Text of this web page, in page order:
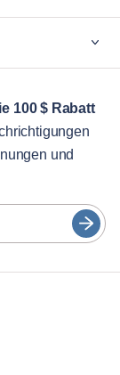
100 $ Rabatt
und